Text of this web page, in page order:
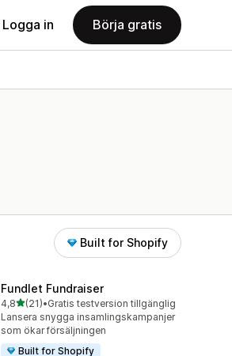
Logga in Börja gratis
Built for Shopify
Fundlet Fundraiser
4,8av 5 stjärnor
(21)
21 recensioner totalt
•Gratis testversion tillgänglig
Lansera snygga insamlingskampanjer
som ökar försäljningen
Built for Shopify